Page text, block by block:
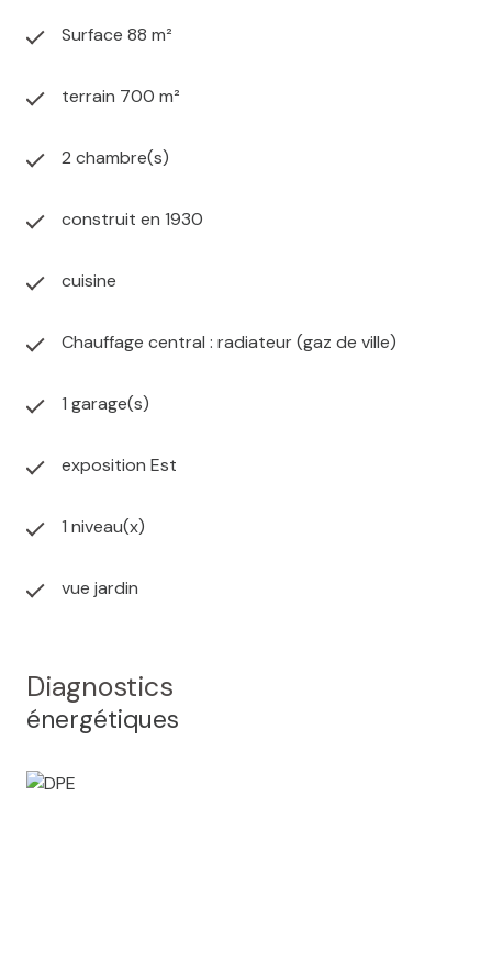
Surface 88 m²
terrain 700 m²
2 chambre(s)
construit en 1930
cuisine
Chauffage central : radiateur (gaz de ville)
1 garage(s)
exposition Est
1 niveau(x)
vue jardin
Diagnostics
énergétiques